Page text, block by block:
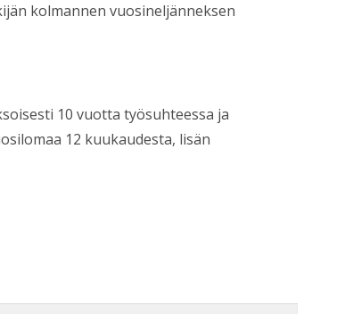
kolmannen vuosineljänneksen
10 vuotta työsuhteessa ja
12 kuukaudesta, lisän